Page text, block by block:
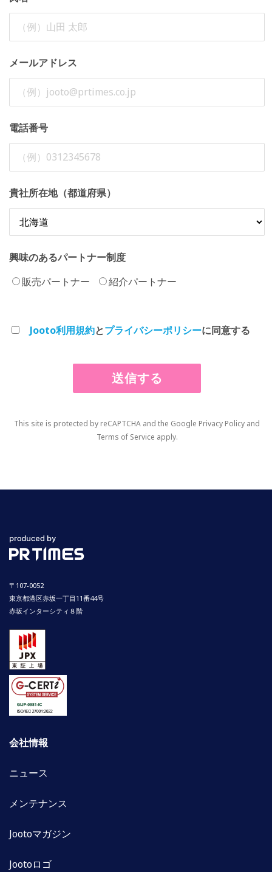
メールアドレス
電話番号
貴社所在地（都道府県）
興味のあるパートナー制度
販売パートナー
紹介パートナー
Jooto利用規約とプライバシーポリシーに同意する
This site is protected by reCAPTCHA and the Google Privacy Policy and
Terms of Service apply.
〒107-0052
東京都港区赤坂一丁目11番44号
赤坂インターシティ８階
会社情報
ニュース
メンテナンス
Jootoマガジン
Jootoロゴ